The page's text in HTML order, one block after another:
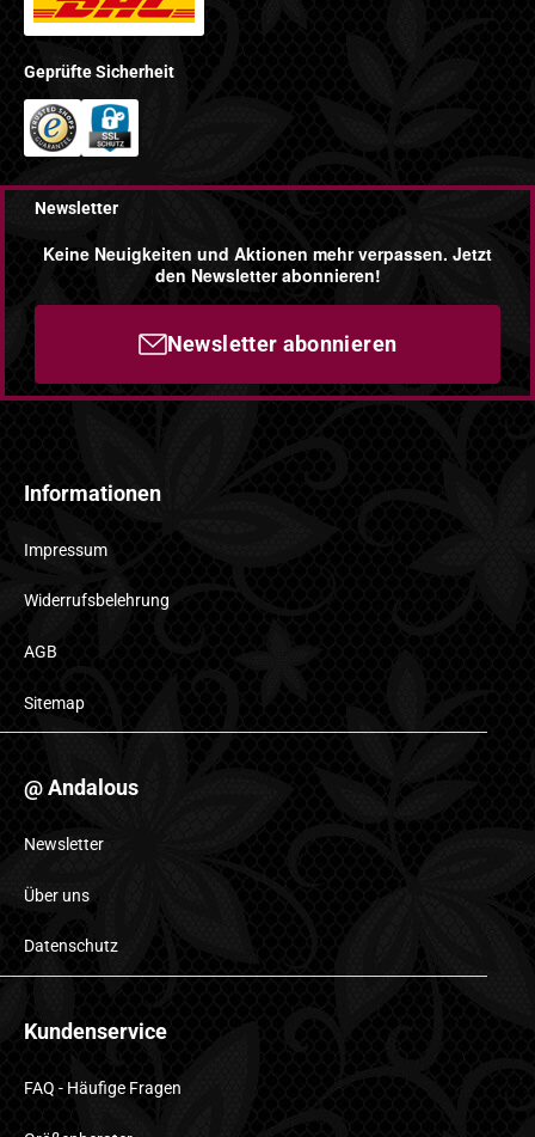
Geprüfte Sicherheit
Newsletter
Keine Neuigkeiten und Aktionen mehr verpassen. Jetzt
den Newsletter abonnieren!
Newsletter abonnieren
Informationen
Impressum
Widerrufsbelehrung
AGB
Sitemap
@ Andalous
Newsletter
Über uns
Datenschutz
Kundenservice
FAQ - Häufige Fragen